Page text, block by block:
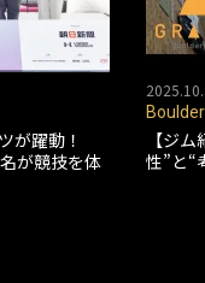
が躍動！
が競技を体
【ジ
性”と“